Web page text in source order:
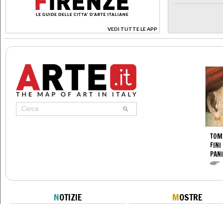
VEDI TUTTE LE APP
>
FINI
NOTIZIE MOSTRE